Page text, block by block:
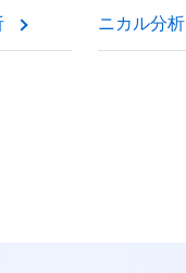
ニカル分析